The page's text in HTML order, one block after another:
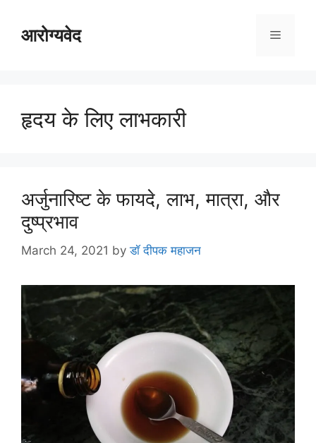
आरोग्यवेद Menu
हृदय के लिए लाभकारी
अर्जुनारिष्ट के फायदे, लाभ, मात्रा, और
दुष्प्रभाव
March 24, 2021 byडॉ दीपक महाजन